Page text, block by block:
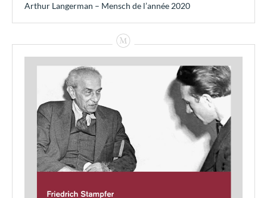
Arthur Langerman – Mensch de l’année 2020